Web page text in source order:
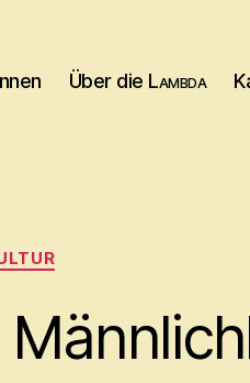
Über die Lambda
Kategorien